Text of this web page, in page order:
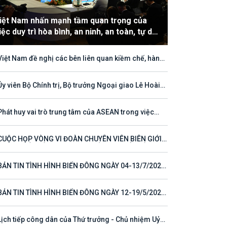
Nam nhấn mạnh tầm quan trọng của
duy trì hòa bình, an ninh, an toàn, tự do
hải và hàng không
Nam đề nghị các bên liên quan kiềm chế, hành
và quyền tài phán đối với vùng đặc quyền kinh tế
lục địa của quốc gia ven biển
viên Bộ Chính trị, Bộ trưởng Ngoại giao Lê Hoài
33
huy vai trò trung tâm của ASEAN trong việc
HỌP VÒNG VI ĐOÀN CHUYÊN VIÊN BIÊN GIỚI
TÁC VÀ PHÁT TRIỂN
TIN TÌNH HÌNH BIỂN ĐÔNG NGÀY 04-13/7/2026
TIN TÌNH HÌNH BIỂN ĐÔNG NGÀY 12-19/5/2026
tiếp công dân của Thứ trưởng - Chủ nhiệm Uỷ